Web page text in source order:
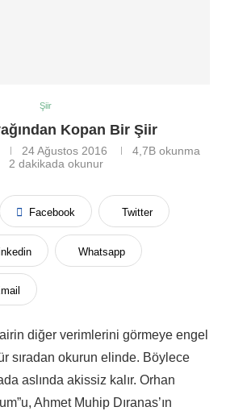
Şiir
Kopan Bir Şiir
24 Ağustos 2016 4,7Bokunma
2 dakikada okunur
Facebook Twitter
Whatsapp
diğer verimlerini görmeye engel
sıradan okurun elinde. Böylece
aslında akissiz kalır. Orhan
Ahmet Muhip Dıranas’ın